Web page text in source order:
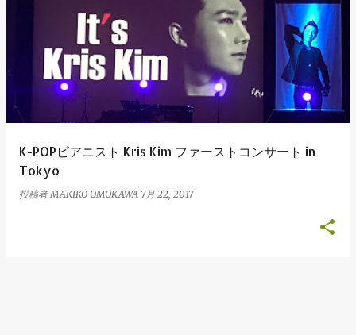
K-POPピアニスト Kris Kim ファーストコンサート in
Tokyo
投稿者MAKIKO OMOKAWA 7月 22, 2017